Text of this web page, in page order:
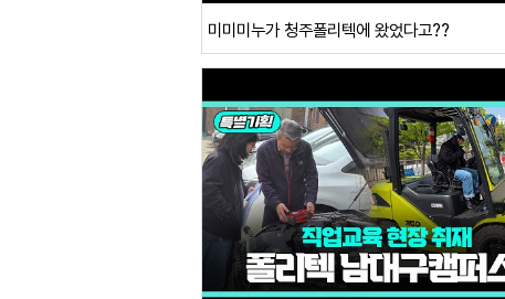
미미미누가 청주폴리텍에 왔었다고??